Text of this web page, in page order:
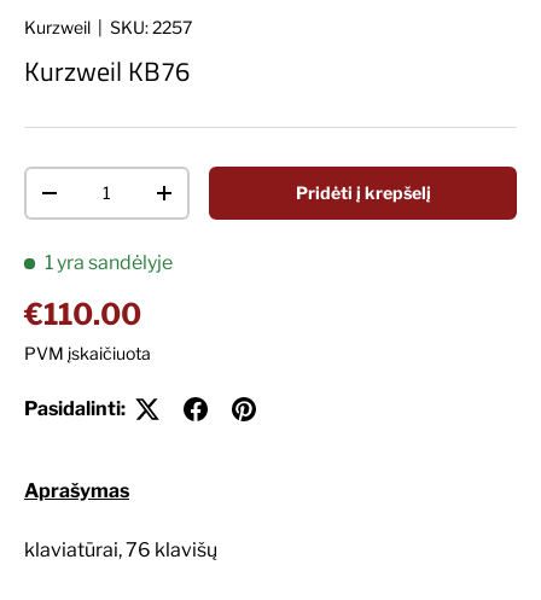
Kurzweil SKU:2257
Kurzweil KB76
Decrease quantityIncrease quantityPridėti į krepšelį
1 yra sandėlyje
Įprasta kaina
€110.00
PVM įskaičiuota
Pasidalinti:
Aprašymas
klaviatūrai, 76 klavišų